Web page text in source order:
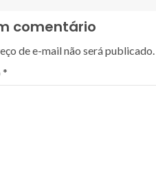
comentário
de e-mail não será publicado.
*